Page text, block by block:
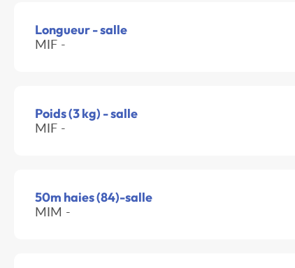
Longueur - salle
MIF -
Poids (3 kg) - salle
MIF -
50m haies (84)-salle
MIM -